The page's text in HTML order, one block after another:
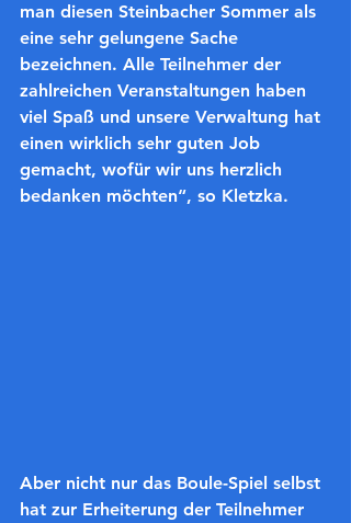
man diesen Steinbacher Sommer als
eine sehr gelungene Sache
bezeichnen. Alle Teilnehmer der
zahlreichen Veranstaltungen haben
viel Spaß und unsere Verwaltung hat
einen wirklich sehr guten Job
gemacht, wofür wir uns herzlich
bedanken möchten“, so Kletzka.
Aber nicht nur das Boule-Spiel selbst
hat zur Erheiterung der Teilnehmer